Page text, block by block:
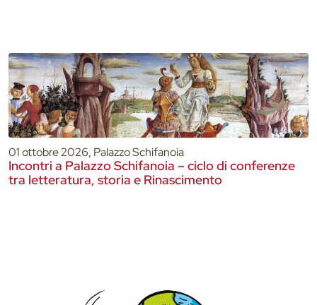
01 ottobre 2026, Palazzo Schifanoia
Incontri a Palazzo Schifanoia – ciclo di conferenze
tra letteratura, storia e Rinascimento